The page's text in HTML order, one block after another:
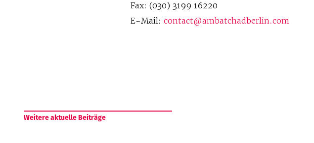
Fax: (030) 3199 16220
E-Mail:contact@ambatchadberlin.com
Weitere aktuelle Beiträge